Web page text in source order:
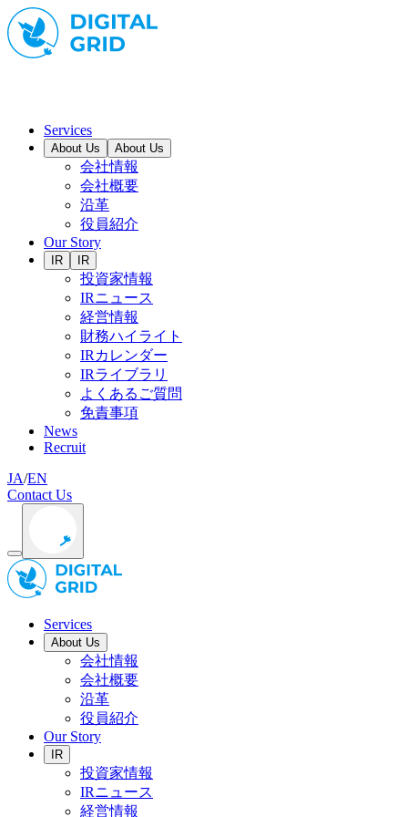
Services
About Us About Us
会社情報
会社概要
沿革
役員紹介
Our Story
IR IR
投資家情報
IRニュース
経営情報
財務ハイライト
IRカレンダー
IRライブラリ
よくあるご質問
免責事項
News
Recruit
JA/EN
Contact Us
Services
About Us
会社情報
会社概要
沿革
役員紹介
Our Story
IR
投資家情報
IRニュース
経営情報